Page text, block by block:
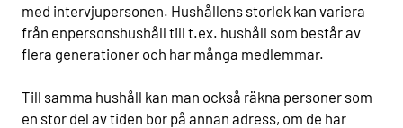
med intervjupersonen. Hushållens storlek kan variera
från enpersonshushåll till t.ex. hushåll som består av
flera generationer och har många medlemmar.
Till samma hushåll kan man också räkna personer som
en stor del av tiden bor på annan adress, om de har